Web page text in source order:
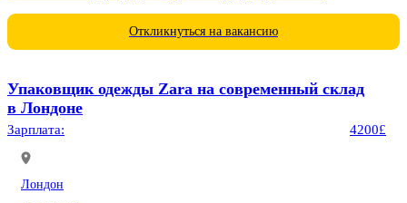
Откликнуться на вакансию
Упаковщик одежды Zara на современный склад
в Лондоне
Зарплата: 4200£
Лондон